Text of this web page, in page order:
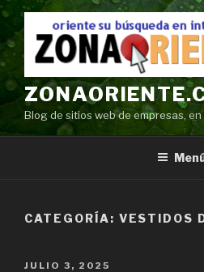
Ir
contenido
Blog de sitios web de empresas,
CATEGORÍA: VESTIDOS
POSTED
JULIO 3, 2025